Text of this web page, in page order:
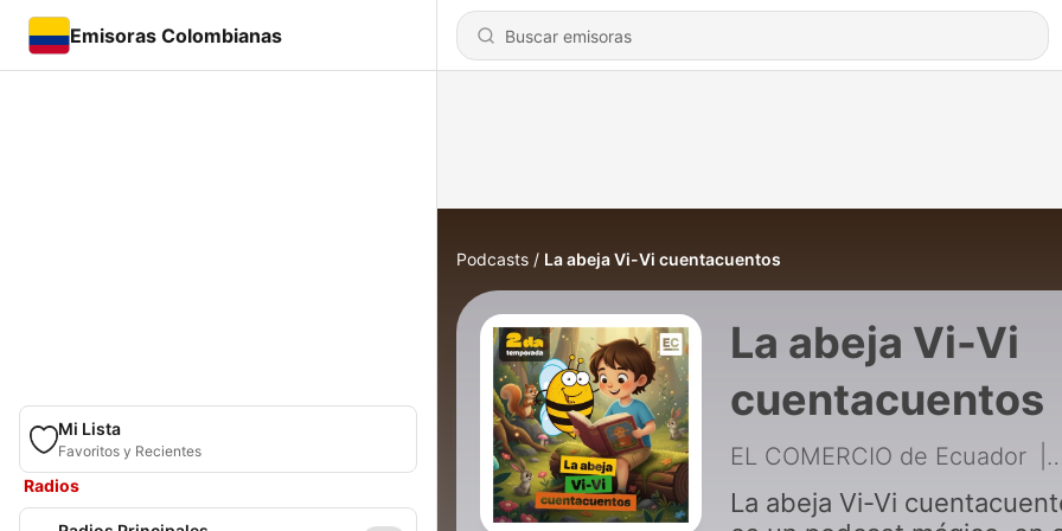
Emisoras Colombianas
Mi Lista
Favoritos y Recientes
Radios
Podcasts La abeja Vi-Vi cuentacuentos
La abeja Vi-Vi
cuentacuentos
EL COMERCIO de Ecuador
La abeja Vi-Vi